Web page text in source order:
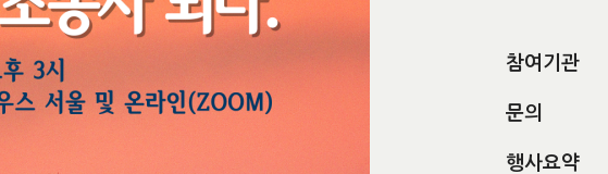
참여기관
문의
행사요약